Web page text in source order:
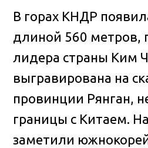
В горах КНДР
длиной 560 метров,
лидера страны Ким
выгравирована на
провинции Рянган,
границы с Китаем.
заметили